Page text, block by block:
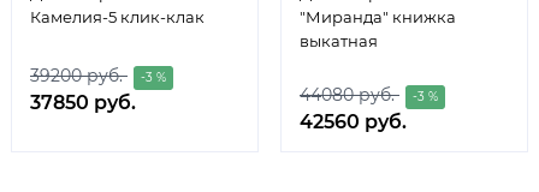
Камелия-5 клик-клак
39200 руб. -3 %
37850 руб.
"Миранда" книжка
выкатная
44080 руб. -3 %
42560 руб.